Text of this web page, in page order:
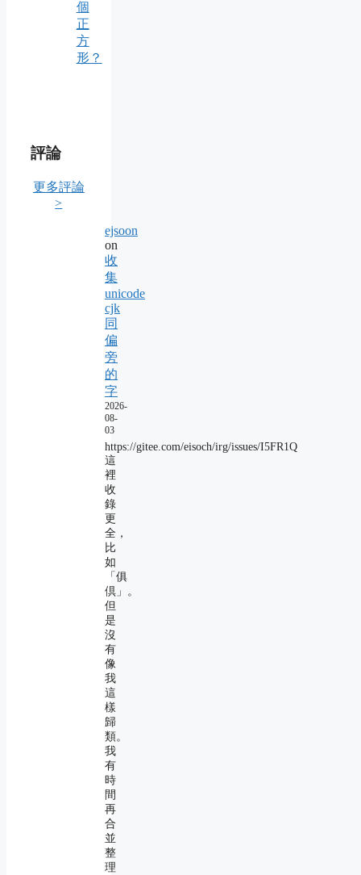
個
正
方
形？
評論
更多評論
>
ejsoon
on
收
集
unicode
cjk
同
偏
旁
的
字
2026-
08-
03
https://gitee.com/eisoch/irg/issues/I5FR1Q
這
裡
收
錄
更
全，
比
如
「俱
倶」。
但
是
沒
有
像
我
這
樣
歸
類。
我
有
時
間
再
合
並
整
理